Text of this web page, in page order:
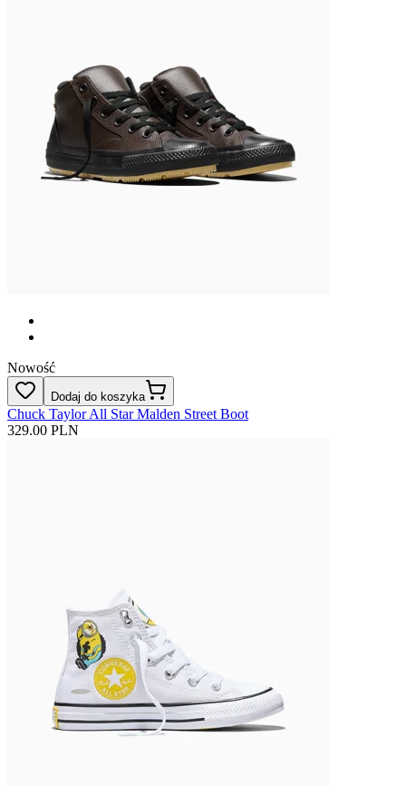
Nowość
Dodaj do koszyka
Chuck Taylor All Star Malden Street Boot
329.00 PLN